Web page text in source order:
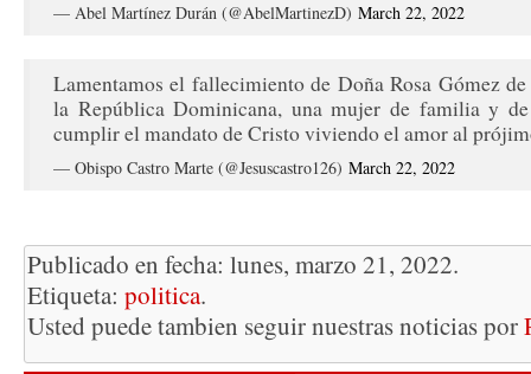
— Abel Martínez Durán (@AbelMartinezD) March 22, 2022
Lamentamos el fallecimiento de Doña Rosa Gómez
la República Dominicana, una mujer de familia y
cumplir el mandato de Cristo viviendo el amor al
— Obispo Castro Marte (@Jesuscastro126) March 22, 2022
Publicado en fecha: lunes, marzo 21, 2022.
Etiqueta: politica.
Usted puede tambien seguir nuestras noticias por